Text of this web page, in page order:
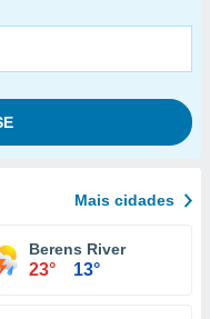
Mais cidades
Berens River
23° 13°